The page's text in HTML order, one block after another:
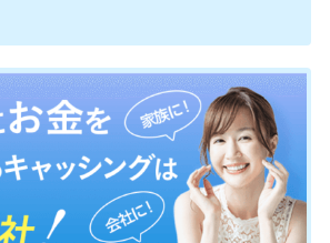
ンテンツ
ードローン診断
ードローンQ&A
ジ